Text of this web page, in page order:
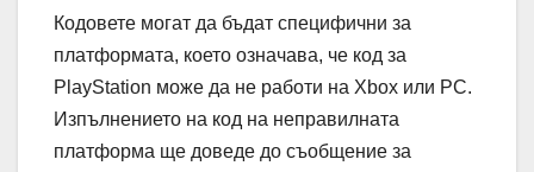
Кодовете могат да бъдат специфични за
платформата, което означава, че код за
PlayStation може да не работи на Xbox или PC.
Изпълнението на код на неправилната
платформа ще доведе до съобщение за